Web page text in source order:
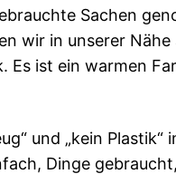
Sachen
wir in unserer
ist ein warmen
und „kein
Dinge